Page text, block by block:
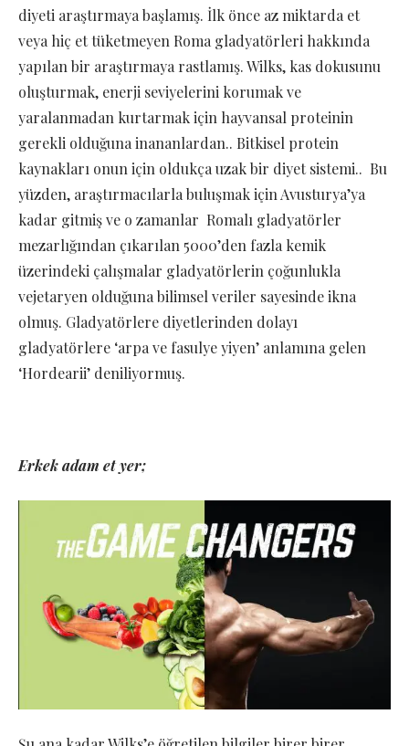
diyeti araştırmaya başlamış. İlk önce az miktarda et
veya hiç et tüketmeyen Roma gladyatörleri hakkında
yapılan bir araştırmaya rastlamış. Wilks, kas dokusunu
oluşturmak, enerji seviyelerini korumak ve
yaralanmadan kurtarmak için hayvansal proteinin
gerekli olduğuna inananlardan.. Bitkisel protein
kaynakları onun için oldukça uzak bir diyet sistemi.. Bu
yüzden, araştırmacılarla buluşmak için Avusturya’ya
kadar gitmiş ve o zamanlar Romalı gladyatörler
mezarlığından çıkarılan 5000’den fazla kemik
üzerindeki çalışmalar gladyatörlerin çoğunlukla
vejetaryen olduğuna bilimsel veriler sayesinde ikna
olmuş. Gladyatörlere diyetlerinden dolayı
gladyatörlere ‘arpa ve fasulye yiyen’ anlamına gelen
‘Hordearii’ deniliyormuş.
Erkek adam et yer;